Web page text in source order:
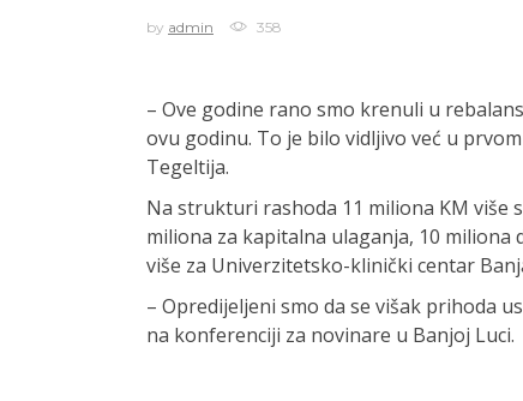
by admin 358
– Ove godine rano smo krenuli u
ovu godinu. To je bilo vidljivo već u
Tegeltija.
Na strukturi rashoda 11 miliona KM više
miliona za kapitalna ulaganja, 10 miliona
više za Univerzitetsko-klinički centar
– Opredijeljeni smo da se višak prihoda
na konferenciji za novinare u Banjoj Luci.